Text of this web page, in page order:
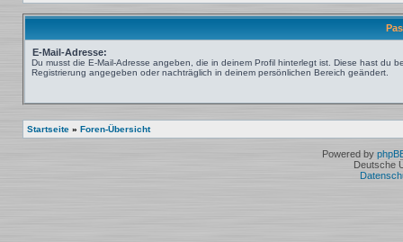
E-Mail-Adresse:
Du musst die E-Mail-Adresse angeben, die in deinem Profil hinterlegt ist. Diese hast du
Registrierung angegeben oder nachträglich in deinem persönlichen Bereich geändert.
Startseite » Foren-Übersicht
Powered by
Deutsche